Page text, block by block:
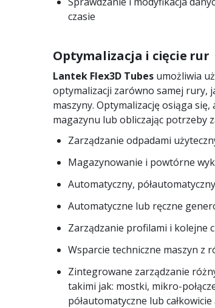
czasie
Optymalizacja i cięcie rur
Lantek Flex3D Tubes umożliwia
optymalizacji zarówno samej rury,
maszyny. Optymalizację osiąga
magazynu lub obliczając potrzeby
Zarządzanie odpadami
Magazynowanie i powtórne
Automatyczny,
Automatyczne lub ręczne
Zarządzanie profilami i kolejne
Wsparcie techniczne maszyn z
Zintegrowane zarządzanie
takimi jak: mostki, mikro-
półautomatyczne lub